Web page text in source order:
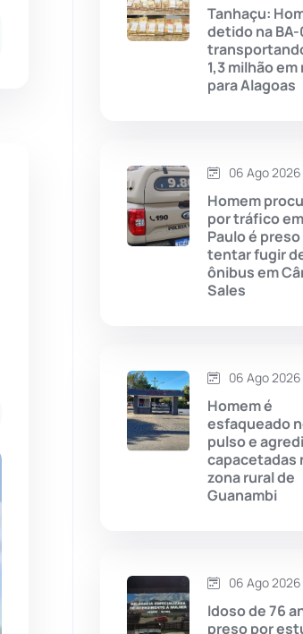
Candiba
Cândido Sales
Caturama
Chapada Diamantina
Cordeiros
Dom Basílio
Érico Cardoso
Tanhaçu:
detido na
1,3 milhão em
para Alagoas
06 Ago
Homem
por tráfico
Paulo é preso
tentar fugir
ônibus em
Sales
06 Ago
Homem é
esfaqueado
pulso e
capacetadas
zona rural de
Guanambi
06 Ago 2026
Idoso de 76
preso por